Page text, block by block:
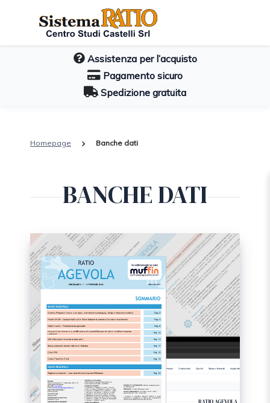
Assistenza per l’acquisto
Pagamento sicuro
Spedizione gratuita
Homepage Banche dati
BANCHE DATI